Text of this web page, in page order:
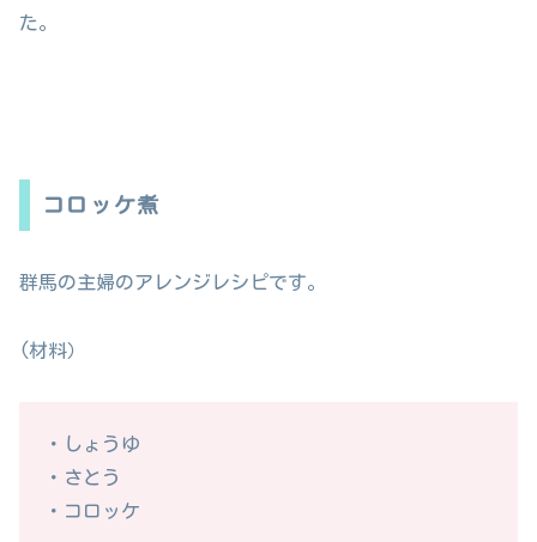
た。
コロッケ煮
群馬の主婦のアレンジレシピです。
(材料）
・しょうゆ
・さとう
・コロッケ